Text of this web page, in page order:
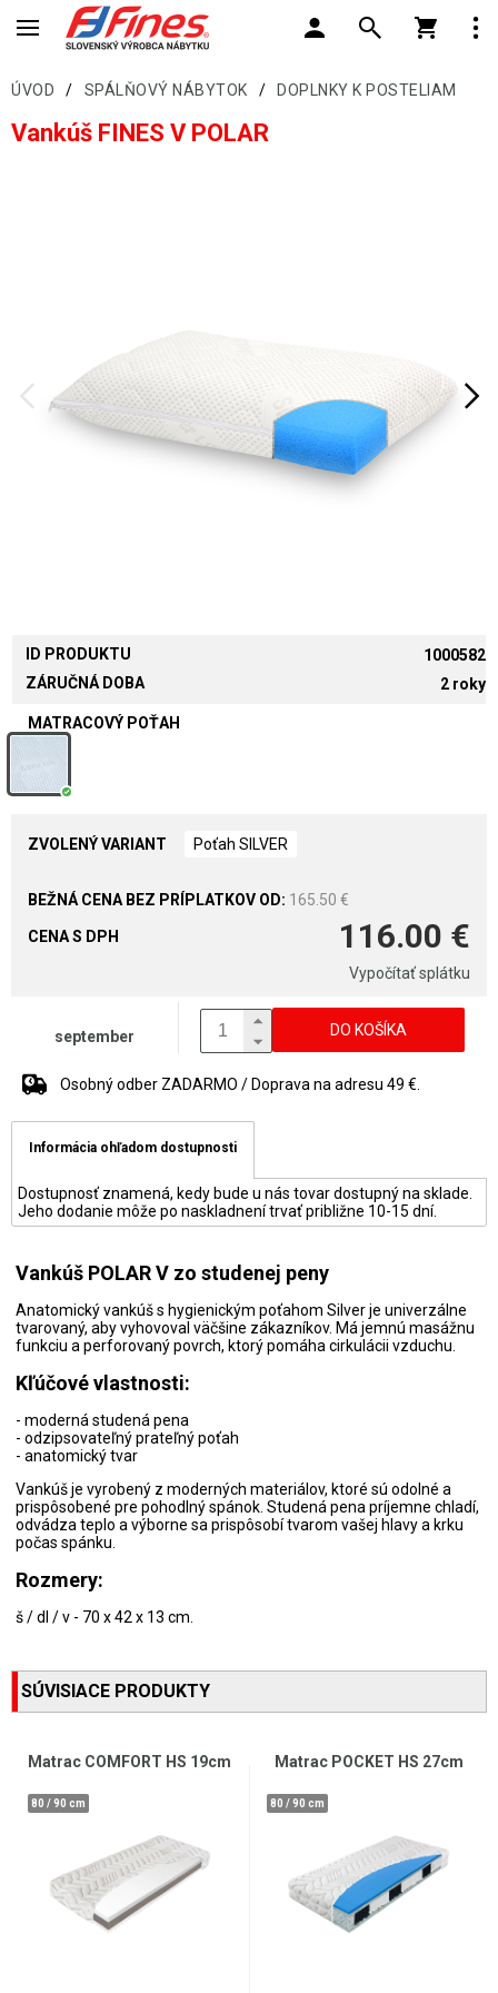
ÚVOD / SPÁLŇOVÝ NÁBYTOK / DOPLNKY K POSTELIAM
Vankúš FINES V POLAR
ID PRODUKTU
1000582
ZÁRUČNÁ DOBA
2 roky
MATRACOVÝ POŤAH
ZVOLENÝ VARIANT Poťah SILVER
165.50 €
116.00 €
CENA S DPH
Vypočítať splátku
september DO KOŠÍKA
Osobný odber ZADARMO / Doprava na adresu 49 €.
Informácia ohľadom dostupnosti
Dostupnosť znamená, kedy bude u nás tovar dostupný na sklade.
Jeho dodanie môže po naskladnení trvať približne 10-15 dní.
Vankúš POLAR V zo studenej peny
Anatomický vankúš s hygienickým poťahom Silver je univerzálne
tvarovaný, aby vyhovoval väčšine zákazníkov. Má jemnú masážnu
funkciu a perforovaný povrch, ktorý pomáha cirkulácii vzduchu.
Kľúčové vlastnosti:
- moderná studená pena
- odzipsovateľný prateľný poťah
- anatomický tvar
Vankúš je vyrobený z moderných materiálov, ktoré sú odolné a
prispôsobené pre pohodlný spánok. Studená pena príjemne chladí,
odvádza teplo a výborne sa prispôsobí tvarom vašej hlavy a krku
počas spánku.
Rozmery:
š / dl / v - 70 x 42 x 13 cm.
SÚVISIACE PRODUKTY
Matrac COMFORT HS 19cm
80 / 90 cm
Matrac POCKET HS 27cm
80 / 90 cm